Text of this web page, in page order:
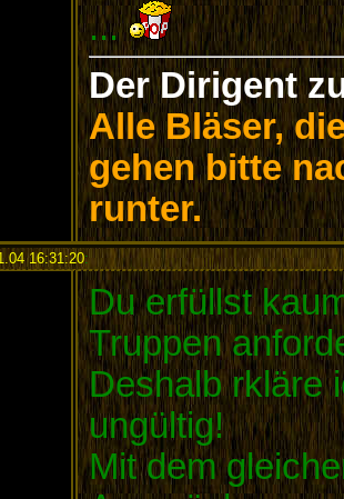
...
Der Dirigent
Alle Bläser,
gehen bitte
runter.
16:31:20:
Du erfüllst
Truppen
Deshalb rkläre
ungültig!
Mit dem